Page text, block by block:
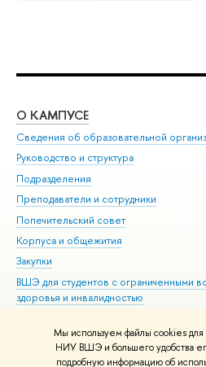
Мы используем файлы cookies для
НИУ ВШЭ и большего удобства
подробную информацию об
О КАМПУСЕ
Сведения об образовательной
Руководство и структура
Подразделения
Преподаватели и сотрудники
Попечительский совет
Корпуса и общежития
Закупки
ВШЭ для студентов с ограниченными
здоровья и инвалидностью
Единая платежная страница